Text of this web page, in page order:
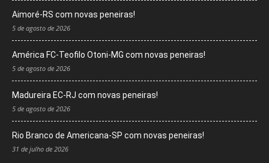
Aimoré-RS com novas peneiras!
5 de agosto de 2026
América FC-Teofilo Otoni-MG com novas peneiras!
5 de agosto de 2026
Madureira EC-RJ com novas peneiras!
5 de agosto de 2026
Rio Branco de Americana-SP com novas peneiras!
31 de julho de 2026